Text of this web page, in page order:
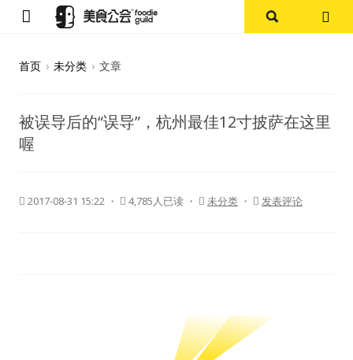
探店报告
上海
资讯
首页 › 未分类 › 文章
被误导后的“误导”，杭州最佳12寸披萨在这里
喔
2017-08-31 15:22 ・ 4,785人已读 ・ 未分类 ・ 发表评论